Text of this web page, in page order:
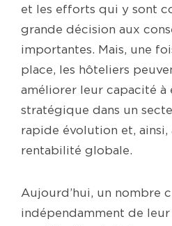
et les efforts qui y sont
grande décision aux
importantes. Mais, une
place, les hôteliers
améliorer leur capacité à
stratégique dans un
rapide évolution et,
rentabilité globale.
Aujourd’hui, un nombre
indépendamment de